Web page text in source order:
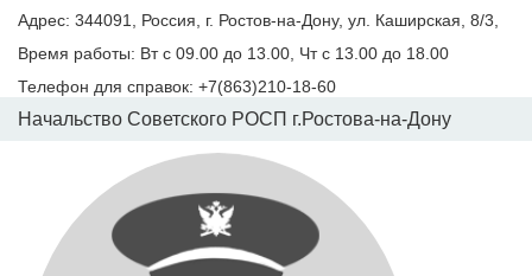
Адрес: 344091, Россия, г. Ростов-на-Дону, ул. Каширская, 8/3,
Время работы: Вт с 09.00 до 13.00, Чт с 13.00 до 18.00
Телефон для справок: +7(863)210-18-60
Начальство Советского РОСП г.Ростова-на-Дону